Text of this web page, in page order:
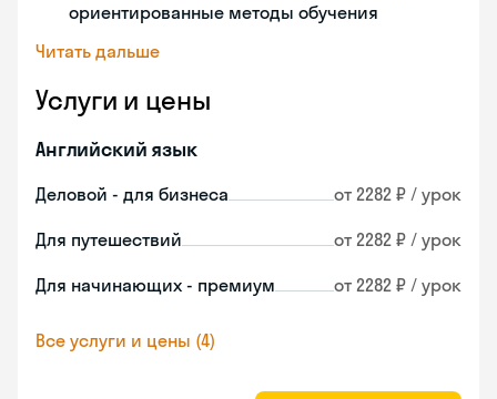
ориентированные методы обучения
Читать дальше
Услуги и цены
Английский язык
Деловой - для бизнеса от 2282 ₽ / урок
Для путешествий от 2282 ₽ / урок
Для начинающих - премиум от 2282 ₽ / урок
Все услуги и цены (4)